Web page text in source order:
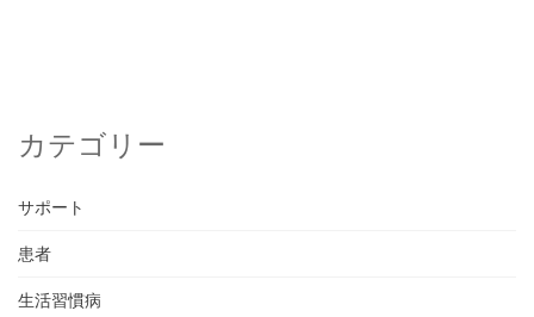
カテゴリー
サポート
患者
生活習慣病